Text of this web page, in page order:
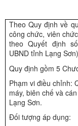
Theo Quy định về
công chức, viên
theo Quyết định
UBND tỉnh Lạng
Quy định gồm 5
Phạm vi điều chỉnh:
máy, biên chế và
Lạng Sơn.
Đối tượng áp dụng: